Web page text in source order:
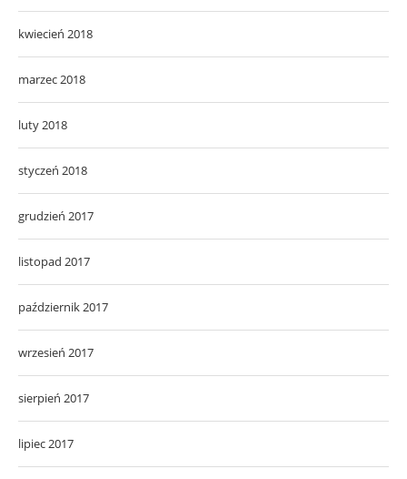
kwiecień 2018
marzec 2018
luty 2018
styczeń 2018
grudzień 2017
listopad 2017
październik 2017
wrzesień 2017
sierpień 2017
lipiec 2017